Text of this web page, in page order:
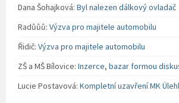
Dana Šohajková: Byl nalezen dálkový ovladač
Radůůů: Výzva pro majitele automobilu
Řidič: Výzva pro majitele automobilu
ZŠ a MŠ Bílovice: Inzerce, bazar formou
Lucie Postavová: Kompletní uzavření MK